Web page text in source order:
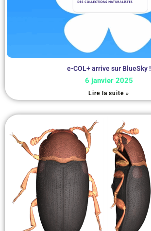
e-COL+ arrive sur BlueSky !
6 janvier 2025
Lire la suite »